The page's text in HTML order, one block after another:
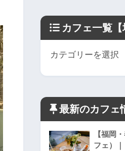
カフェ一覧【
最新のカフェ
【福岡
フェ）